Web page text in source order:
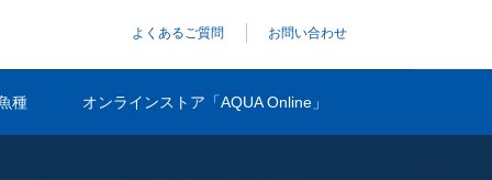
種 オンラインストア「AQUA Online」
よくあるご質問 お問い合わせ